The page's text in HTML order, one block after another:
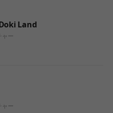
Land
ャー
ャー